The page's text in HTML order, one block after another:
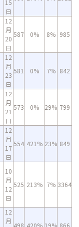
15
日
12
月
20
日
587 0% 8% 985
12
月
23
日
581 0% 7% 842
12
月
21
日
573 0% 29% 799
12
月
17
日
554 421% 23% 849
10
月
12
日
525 213% 7% 3364
12
月
498 420% 19% 866